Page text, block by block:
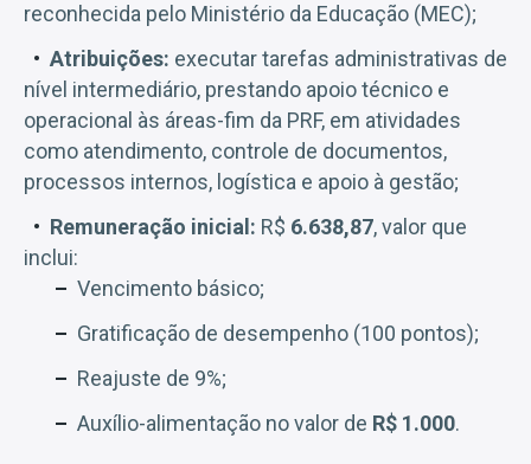
reconhecida pelo Ministério da Educação (MEC);
Atribuições: executar tarefas administrativas de
nível intermediário, prestando apoio técnico e
operacional às áreas-fim da PRF, em atividades
como atendimento, controle de documentos,
processos internos, logística e apoio à gestão;
Remuneração inicial: R$ 6.638,87, valor que
inclui:
Vencimento básico;
Gratificação de desempenho (100 pontos);
Reajuste de 9%;
Auxílio-alimentação no valor de R$ 1.000.